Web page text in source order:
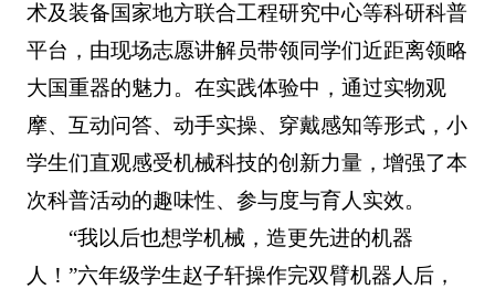
术及装备国家地方联合工程研究中心等科研科普
平台，由现场志愿讲解员带领同学们近距离领略
大国重器的魅力。在实践体验中，通过实物观
摩、互动问答、动手实操、穿戴感知等形式，小
学生们直观感受机械科技的创新力量，增强了本
次科普活动的趣味性、参与度与育人实效。
“我以后也想学机械，造更先进的机器
人！”六年级学生赵子轩操作完双臂机器人后，